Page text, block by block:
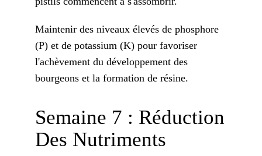
Maintenir des niveaux élevés de phosphore
(P) et de potassium (K) pour favoriser
l'achèvement du développement des
bourgeons et la formation de résine.
Semaine 7 : Réduction
Des Nutriments